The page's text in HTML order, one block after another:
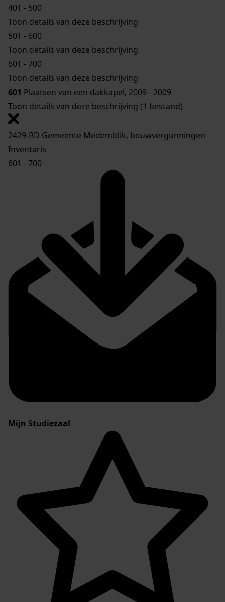
401 - 500
Toon details van deze beschrijving
501 - 600
Toon details van deze beschrijving
601 - 700
Toon details van deze beschrijving
601 Plaatsen van een dakkapel, 2009 - 2009
Toon details van deze beschrijving (1 bestand)
2429-BD Gemeente Medemblik, bouwvergunningen
Inventaris
601 - 700
Mijn Studiezaal